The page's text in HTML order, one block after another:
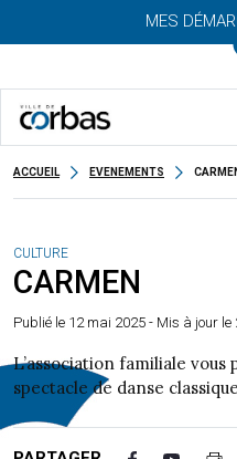
MES
ACCUEIL EVENEMENTS
CULTURE
CARMEN
Publié le 12 mai 2025 - Mis à jour le
L’association familiale
spectacle de danse